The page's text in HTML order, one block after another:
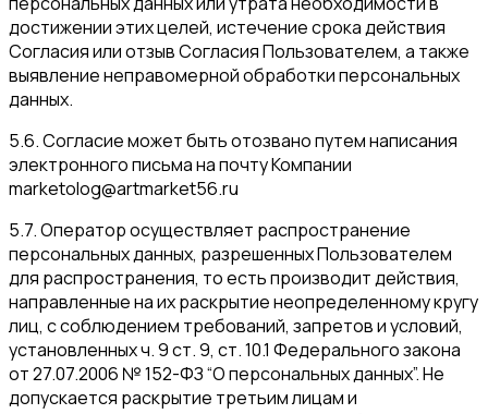
достижении этих целей, истечение срока действия
Согласия или отзыв Согласия Пользователем, а также
выявление неправомерной обработки персональных
данных.
5.6. Согласие может быть отозвано путем написания
электронного письма на почту Компании
marketolog@artmarket56.ru
5.7. Оператор осуществляет распространение
персональных данных, разрешенных Пользователем
для распространения, то есть производит действия,
направленные на их раскрытие неопределенному кругу
лиц, с соблюдением требований, запретов и условий,
установленных ч. 9 ст. 9, ст. 10.1 Федерального закона
от 27.07.2006 № 152-ФЗ “О персональных данных”. Не
допускается раскрытие третьим лицам и